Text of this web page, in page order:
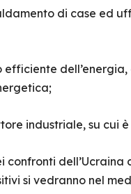
di case ed
efficiente
industriale, su
dell’Ucraina
si vedranno nel